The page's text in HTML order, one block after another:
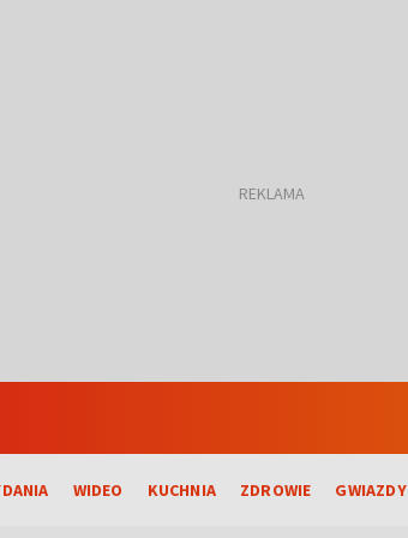
WIDEO KUCHNIA ZDROWIE GWIAZDY